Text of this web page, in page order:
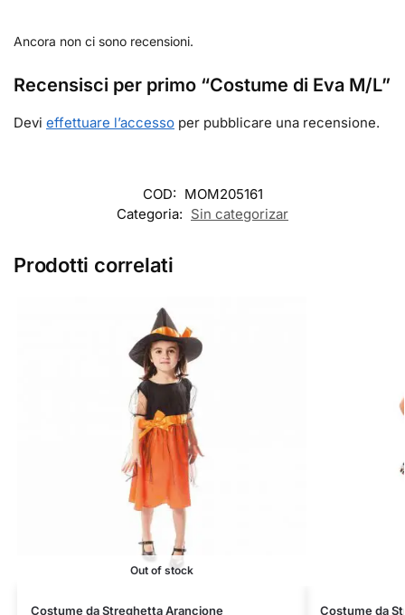
Ancora non ci sono recensioni.
Recensisci per primo “Costume di Eva M/L”
Devi effettuare l’accesso per pubblicare una recensione.
COD: MOM205161
Categoria: Sin categorizar
Prodotti correlati
Out of stock
Costume da Streghetta Arancione Costume da